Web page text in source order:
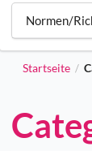
Normen/
Startseite /